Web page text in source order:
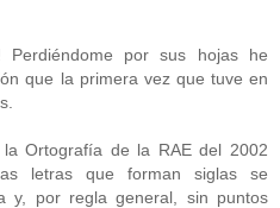
Perdiéndome por sus hojas he
que la primera vez que tuve en
Ortografía de la RAE del 2002
letras que forman siglas se
y, por regla general, sin puntos